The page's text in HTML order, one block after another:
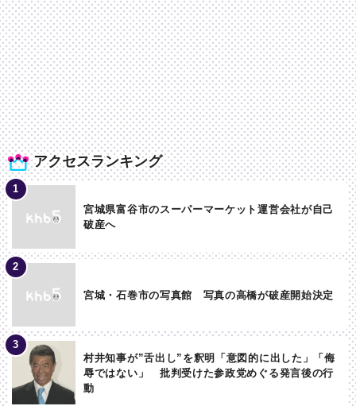
アクセスランキング
宮城県富谷市のスーパーマーケット運営会社が自己
破産へ
宮城・石巻市の写真館 写真の高橋が破産開始決定
村井知事が”舌出し”を釈明「意図的に出した」「侮
辱ではない」 批判受けた参政党めぐる発言後の行
動